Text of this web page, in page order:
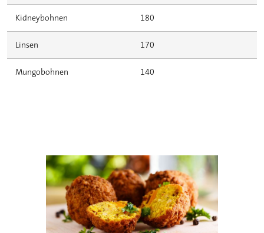
Kidneybohnen 180
Linsen 170
Mungobohnen 140